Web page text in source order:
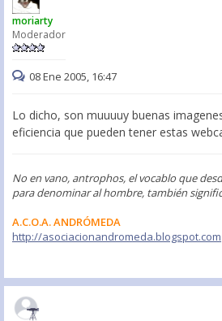
moriarty
Moderador
08 Ene 2005, 16:47
Lo dicho, son muuuuy buenas
eficiencia que pueden tener estas
No en vano, antrophos, el vocablo que
para denominar al hombre, también
A.C.O.A. ANDRÓMEDA
http://asociacionandromeda.blogspot.com